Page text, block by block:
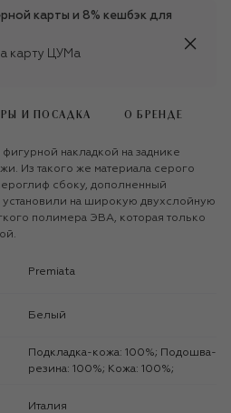
карты и 8% кешбэк для
карту ЦУМа
И ПОСАДКА О БРЕНДЕ
накладкой на заднике
Из такого же материала серого
сбоку, дополненный
установили на широкую двухслойную
полимера ЭВА, которая только
Premiata
Белый
Подкладка-кожа: 100%; Подошва-
резина: 100%; Кожа: 100%;
Италия